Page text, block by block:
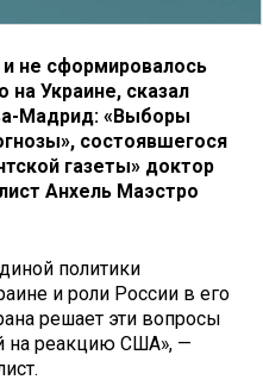
не сформировалось
Украине, сказал
Мадрид: «Выборы
состоявшегося
газеты» доктор
Анхель Маэстро
политики
и роли России в его
решает эти вопросы
на реакцию США», —